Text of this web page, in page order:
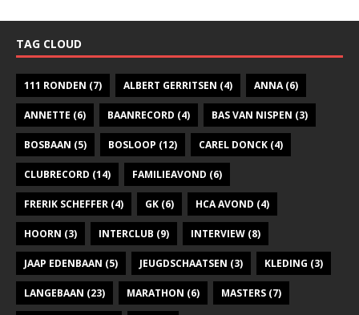
TAG CLOUD
111 RONDEN (7) ALBERT GERRITSEN (4) ANNA(6)
ANNETTE (6) BAANRECORD (4) BAS VAN NISPEN (3)
BOSBAAN (5) BOSLOOP (12) CAREL DONCK (4)
CLUBRECORD (14) FAMILIEAVOND (6)
FRERIK SCHEFFER (4) GK (6) HCA AVOND (4)
HOORN (3) INTERCLUB (9) INTERVIEW (8)
JAAP EDENBAAN (5) JEUGDSCHAATSEN (3) KLEDING (3)
LANGEBAAN (23) MARATHON (6) MASTERS (7)